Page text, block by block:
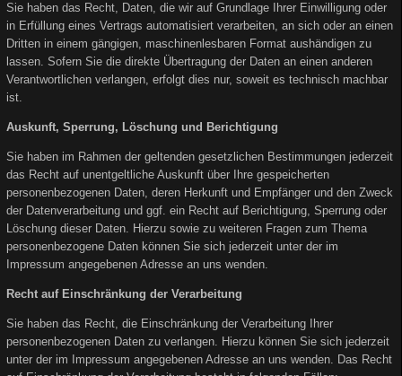
Sie haben das Recht, Daten, die wir auf Grundlage Ihrer Einwilligung oder
in Erfüllung eines Vertrags automatisiert verarbeiten, an sich oder an einen
Dritten in einem gängigen, maschinenlesbaren Format aushändigen zu
lassen. Sofern Sie die direkte Übertragung der Daten an einen anderen
Verantwortlichen verlangen, erfolgt dies nur, soweit es technisch machbar
ist.
Auskunft, Sperrung, Löschung und Berichtigung
Sie haben im Rahmen der geltenden gesetzlichen Bestimmungen jederzeit
das Recht auf unentgeltliche Auskunft über Ihre gespeicherten
personenbezogenen Daten, deren Herkunft und Empfänger und den Zweck
der Datenverarbeitung und ggf. ein Recht auf Berichtigung, Sperrung oder
Löschung dieser Daten. Hierzu sowie zu weiteren Fragen zum Thema
personenbezogene Daten können Sie sich jederzeit unter der im
Impressum angegebenen Adresse an uns wenden.
Recht auf Einschränkung der Verarbeitung
Sie haben das Recht, die Einschränkung der Verarbeitung Ihrer
personenbezogenen Daten zu verlangen. Hierzu können Sie sich jederzeit
unter der im Impressum angegebenen Adresse an uns wenden. Das Recht